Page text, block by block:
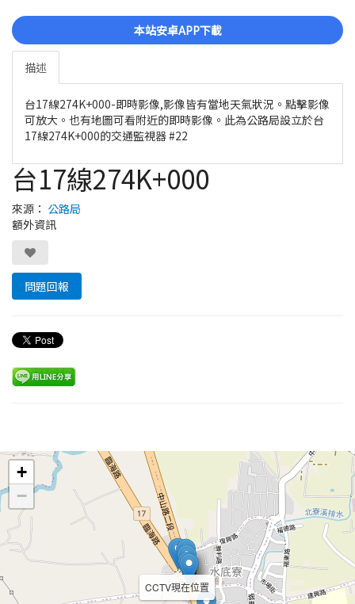
本站安卓APP下載
描述
台17線274K+000-即時影像,影像皆有當地天氣狀況。點擊影像
可放大。也有地圖可看附近的即時影像。此為公路局設立於台
17線274K+000的交通監視器 #22
台17線274K+000
來源： 公路局
額外資訊
問題回報
CCTV現在位置
+
−